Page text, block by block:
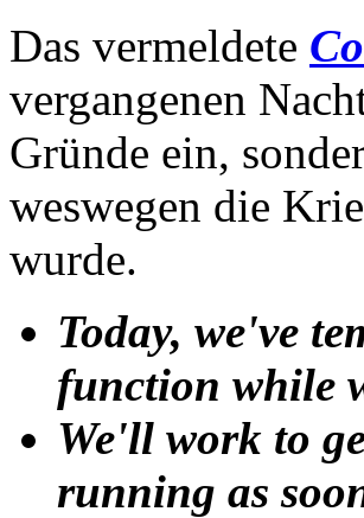
Das vermeldete
vergangenen
Gründe ein,
weswegen die
wurde.
Today, we've
function while
We'll work to
running as